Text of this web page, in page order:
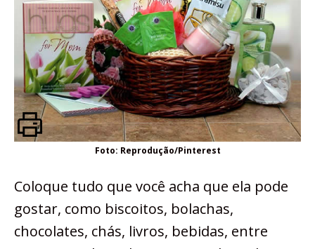
Foto: Reprodução/Pinterest
Coloque tudo que você acha que ela pode
gostar, como biscoitos, bolachas,
chocolates, chás, livros, bebidas, entre